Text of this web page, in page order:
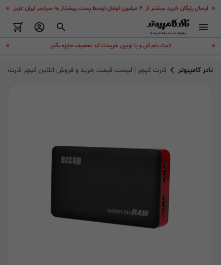
ارسال رایگان خرید بیشتر از ۴ میلیون تومان توسط پست پیشتاز به سراسر ایران عزیز
.
ثبت نام کن و با اولین خریدت کد تخفیف جایزه بگیر .
نادر کامپیوتر کارت کپچر | لیست قیمت خرید و فروش انلاین کپچر کارت